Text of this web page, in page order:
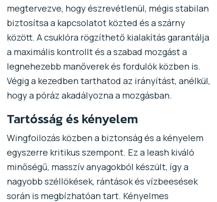
megtervezve, hogy észrevétlenül, mégis stabilan
biztosítsa a kapcsolatot közted és a szárny
között. A csuklóra rögzíthető kialakítás garantálja
a maximális kontrollt és a szabad mozgást a
legnehezebb manőverek és fordulók közben is.
Végig a kezedben tarthatod az irányítást, anélkül,
hogy a póráz akadályozna a mozgásban.
Tartósság és kényelem
Wingfoilozás közben a biztonság és a kényelem
egyszerre kritikus szempont. Ez a leash kiváló
minőségű, masszív anyagokból készült, így a
nagyobb széllökések, rántások és vízbeesések
során is megbízhatóan tart. Kényelmes